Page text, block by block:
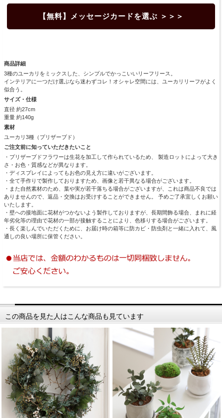
【無料】メッセージカードを選ぶ ＞＞＞
商品詳細
3種のユーカリをミックスした、シンプルでかっこいいリーフリース。
インテリアに一つだけ選ぶなら迷わずコレ！オシャレ空間には、ユーカリリーフがよく
似合う。
サイズ・仕様
直径 約27cm
重量 約140g
素材
ユーカリ3種（プリザーブド）
ご注文前に知っていただきたいこと
・プリザーブドフラワーは生花を加工して作られているため、 製造ロットによって大き
さ・お色・質感などが異なります。
・ディスプレイによってもお色の見え方に違いがございます。
・全て手作りで製作しておりますため、画像と若干異なる場合がございます。
・また自然素材のため、葉や実が若干落ちる場合がございますが、これは商品不良では
ありませんので、返品・交換はお受けすることができません。 予めご了承宜しくお願い
いたします。
・壁への接地面に花材がつかないよう製作しておりますが、長期間飾る場合、まれに経
年劣化等の理由で花材の一部が接触することにより、色移りする場合がございます。
・長く楽しんでいただくために、お届け時の箱等に防カビ・防虫剤と一緒に入れて、風
通しの良い場所に保管ください。
この商品を見た人はこんな商品も見ています